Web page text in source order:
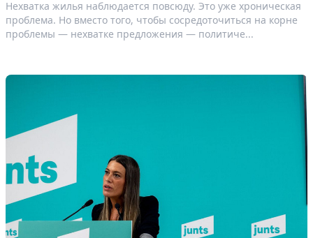
Нехватка жилья наблюдается повсюду. Это уже хроническая
проблема. Но вместо того, чтобы сосредоточиться на корне
проблемы — нехватке предложения — политиче...